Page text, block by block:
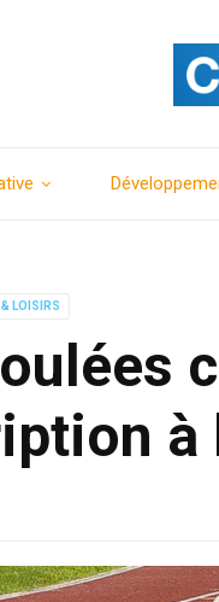
LOISIRS
à